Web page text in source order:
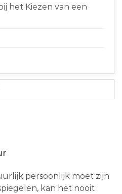
het Kiezen van een
persoonlijk moet zijn
kan het nooit